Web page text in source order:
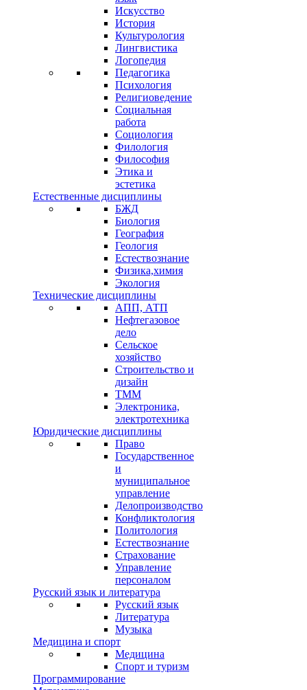
Искусство
История
Культурология
Лингвистика
Логопедия
Педагогика
Психология
Религиоведение
Социальная
работа
Социология
Филология
Философия
Этика и
эстетика
Естественные дисциплины
БЖД
Биология
География
Геология
Естествознание
Физика,химия
Экология
Технические дисциплины
АПП, АТП
Нефтегазовое
дело
Сельское
хозяйство
Строительство и
дизайн
ТММ
Электроника,
электротехника
Юридические дисциплины
Право
Государственное
и
муниципальное
управление
Делопроизводство
Конфликтология
Политология
Естествознание
Страхование
Управление
персоналом
Русский язык и литература
Русский язык
Литература
Музыка
Медицина и спорт
Медицина
Спорт и туризм
Программирование